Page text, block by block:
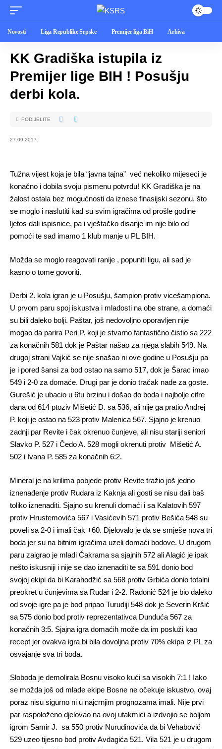
Novosti Liga Republike Srpske Premijer liga BiH Arhiva
KK Gradiška istupila iz
Premijer lige BIH ! Posušju
derbi kola.
27.09.2017.
PODIJELITE
Tužna vijest koja je bila “javna tajna” već nekoliko mijeseci je
konačno i dobila svoju pismenu potvrdu! KK Gradiška je na
žalost ostala bez mogućnosti da iznese finasijski sezonu, što
se moglo i naslutiti kad su svim igračima od prošle godine
ljetos dali ispisnice, pa i vještačko disanje im nije bilo od
pomoći te sad imamo 1 klub manje u PL BIH.
Možda se moglo reagovati ranije , popuniti ligu, ali sad je
kasno o tome govoriti.
Derbi 2. kola igran je u Posušju, šampion protiv vicešampiona.
U prvom paru spoj iskustva i mladosti na obe strane, a domaći
su bili daleko bolji. Paštar, još nedovoljno oporavljen nije
mogao da parira Peri P. koji je stvarno fantastično čistio sa 222
za konačnih 581 dok je Paštar našao za njega slabih 549. Na
drugoj strani Vajkić se nije snašao ni ove godine u Posušju pa
je i pored šansi za bod ostao na samo 517, dok je Šarac imao
549 i 2-0 za domaće. Drugi par je donio tračak nade za goste.
Gurešić je ubacio u 6tu brzinu i došao do boda i najbolje cifre
dana od 614 ptoziv Mišetić D. sa 536, ali nije ga pratio Andrej
P. koji je ostao na 523 protiv Malenica 567. Sjajno je krenuo
zadnji par Revite i čak okrenuo čunjeve, ali nisu stariji seniori
Slavko P. 527 i Čedo A. 528 mogli okrenuti protiv Mišetić A.
502 i Ivana P. 585 za konačnih 6:2.
Mineral je na krilima pobjede protiv Revite tražio još jedno
iznenađenje protiv Rudara iz Kaknja ali gosti se nisu dali baš
toliko iznenaditi. Sjajno su krenuli domaći i sa Kalatovih 597
protiv Hrustemovića 567 i Vasićevih 571 protiv Bešića 548 su
poveli sa 2-0 i imali čak +60. Djelovalo je da se smješe nova tri
boda jer su na bitnim igračima uzeli domaći bodove. U drugom
paru zaigrao je mladi Čakrama sa sjajnih 572 ali Alagić je ipak
nešto iskusniji i nije se dao iznenaditi te sa 591 donio bod
svojoj ekipi da bi Karahodžić sa 568 protiv Grbića donio totalni
preokret u čunjevima sa Rudar i 2-2. Radonić 524 je bio daleko
od svoje igre pa je bod pripao Turudiji 548 dok je Severin Kršić
sa 575 donio bod protiv reprezentativca Dunduća 567 za
konačnih 3:5. Sjajna igra domaćih može da im posluži kao
recept jer ovakva igra bi bila dovoljna protiv 70% ekipa iz PL za
osvajanje sva tri boda.
Sloboda je demolirala Bosnu visoko kući sa visokih 7:1 ! Iako
se možda još od mlade ekipe Bosne ne očekuje iskustvo, ovaj
poraz nisu sigurno ni u najcrnjim prognozama imali. Nije prvi
par raspoloženo djelovao na ovoj utakmici a izdvojio se boljom
igrom Samir J. sa 550 protiv Nurudinovića da bi Vehabović
529 uzeo tijesno bod protiv Avdagića 521. Vila 521 je u drugom